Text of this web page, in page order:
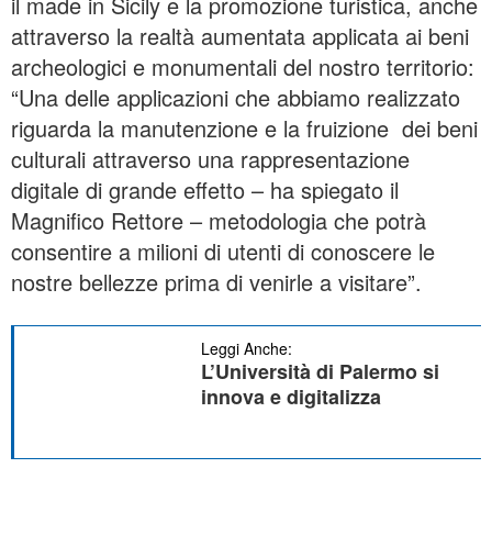
attraverso la realtà aumentata applicata ai beni
archeologici e monumentali del nostro territorio:
“Una delle applicazioni che abbiamo realizzato
riguarda la manutenzione e la fruizione dei beni
culturali attraverso una rappresentazione
digitale di grande effetto – ha spiegato il
Magnifico Rettore – metodologia che potrà
consentire a milioni di utenti di conoscere le
nostre bellezze prima di venirle a visitare”.
Leggi Anche:
L’Università di Palermo si
innova e digitalizza